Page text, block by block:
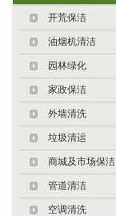
开荒保洁
油烟机清洁
园林绿化
家政保洁
外墙清洗
垃圾清运
商城及市场保洁
管道清洁
空调清洗